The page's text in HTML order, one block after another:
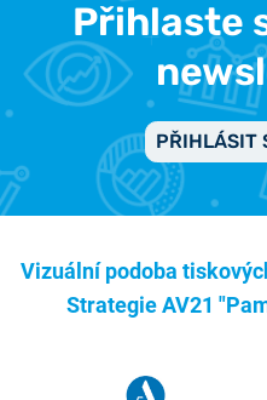
Přihlaste
PŘIHLÁSIT
Vizuální podoba
Strategie AV21